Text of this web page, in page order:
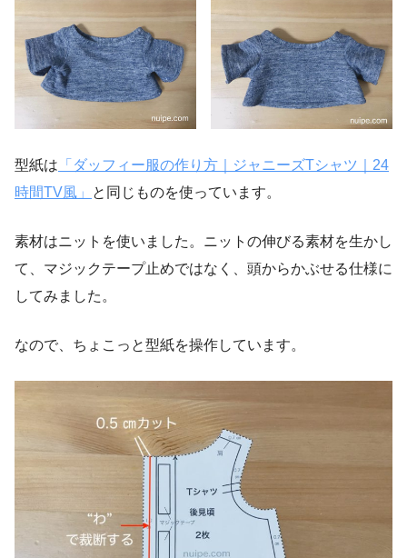
型紙は 「ダッフィー服の作り方｜ジャニーズTシャツ｜ 24
時間TV風」 と同じものを使っています。
素材はニットを使いました。ニットの伸びる素材を生かし
て、マジックテープ止めではなく、頭からかぶせる仕様に
してみました。
なので、ちょこっと型紙を操作しています。